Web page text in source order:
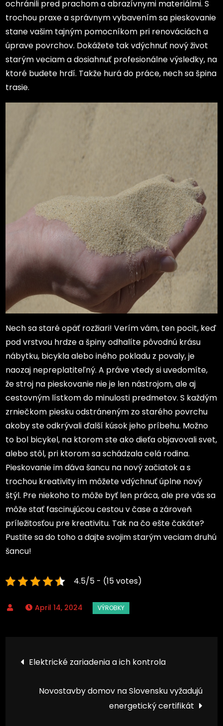
ochránili pred prachom a abrazívnymi materiálmi. S
trochou praxe a správnym vybavením sa pieskovanie
stane vašim tajným pomocníkom pri renováciách a
úprave povrchov. Dokážete tak vdýchnuť nový život
starým veciam a dosiahnuť profesionálne výsledky, na
ktoré budete hrdí. Takže hurá do práce, nech sa špina
trasie.
Nech sa staré opäť rozžiari! Verím vám, ten pocit, keď
pod vrstvou hrdze a špiny odhalíte pôvodnú krásu
nábytku, bicykla alebo iného pokladu z povaly, je
naozaj nepreplatiteľný. A práve vtedy si uvedomíte,
že stroj na pieskovanie nie je len nástrojom, ale aj
cestovným lístkom do minulosti predmetov. S každým
zrniečkom piesku odstráneným zo starého povrchu
akoby ste odkrývali ďalší kúsok jeho príbehu. Možno
to bol bicykel, na ktorom ste ako dieťa objavovali svet,
alebo stôl, pri ktorom sa schádzala celá rodina.
Pieskovanie im dáva šancu na nový začiatok a s
trochou kreativity im môžete vdýchnuť úplne nový
štýl. Pre niekoho to môže byť len práca, ale pre vás sa
môže stať fascinujúcou cestou v čase a zároveň
príležitosťou pre kreativitu. Tak na čo ešte čakáte?
Pustite sa do toho a dajte svojim starým veciam druhú
šancu!
4.5/5 - (15 votes)
April 14, 2024
Post
navigation
Elektrické zariadenia a ich kontrola
Novostavby domov na Slovensku vyžadujú
energetický certifikát